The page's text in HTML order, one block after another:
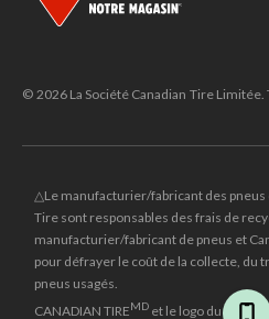
© 2026 La Société Canadian Tire Limitée.
△Le manufacturier/fabricant des pneus
Tire sont responsables des frais de
manufacturier/fabricant de pneus et
pour défrayer le coût de la collecte, du
pneus usagés.
CANADIAN TIREMD et le logo du